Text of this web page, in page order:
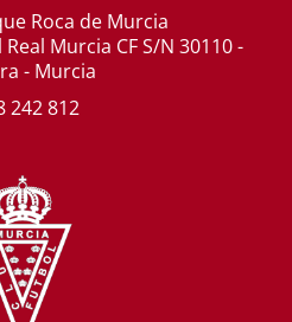
Roca de Murcia
Murcia CF S/N 30110 -
- Murcia
242 812